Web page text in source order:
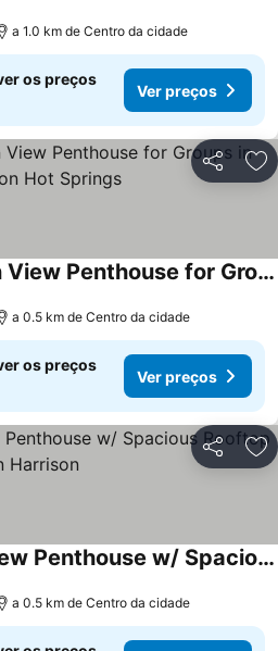
a 1.0 km de Centro da cidade
os preços
Ver preços
Partilhar
Large 7BR Mountain View Penthouse for Groups in Harrison Hot Springs
a 0.5 km de Centro da cidade
os preços
Ver preços
Partilhar
Modern 4BR Lakeview Penthouse w/ Spacious Rooftop in Harrison
a 0.5 km de Centro da cidade